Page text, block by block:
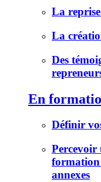
La
La
Des
En
Définir
Percevoir
formation
annexes